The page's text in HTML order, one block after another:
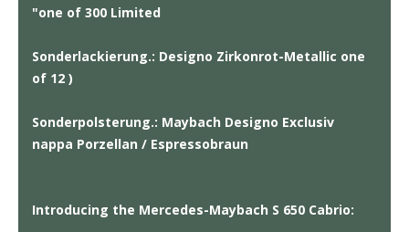
"one of 300 Limited
Sonderlackierung.: Designo Zirkonrot-Metallic one
of 12 )
Sonderpolsterung.: Maybach Designo Exclusiv
nappa Porzellan / Espressobraun
Introducing the Mercedes-Maybach S 650 Cabrio: